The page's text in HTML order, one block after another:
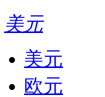
美元
美元
欧元